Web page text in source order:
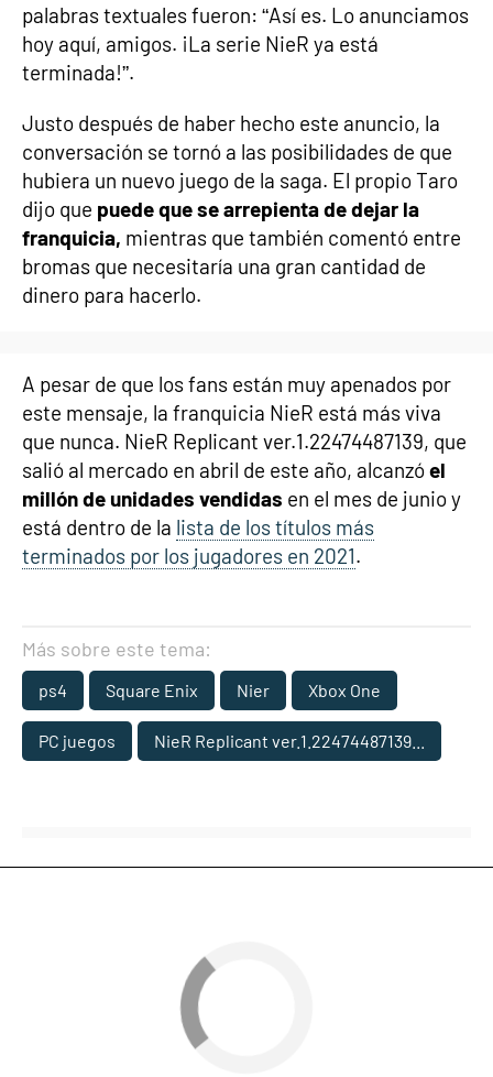
palabras textuales fueron: “Así es. Lo anunciamos
hoy aquí, amigos. ¡La serie NieR ya está
terminada!”.
Justo después de haber hecho este anuncio, la
conversación se tornó a las posibilidades de que
hubiera un nuevo juego de la saga. El propio Taro
dijo que puede que se arrepienta de dejar la
franquicia, mientras que también comentó entre
bromas que necesitaría una gran cantidad de
dinero para hacerlo.
A pesar de que los fans están muy apenados por
este mensaje, la franquicia NieR está más viva
que nunca. NieR Replicant ver.1.22474487139, que
salió al mercado en abril de este año, alcanzóel
millón de unidades vendidas en el mes de junio y
está dentro de la lista de los títulos más
terminados por los jugadores en 2021.
Más sobre este tema:
ps4 Square Enix Nier Xbox One
PC juegos NieR Replicant ver.1.22474487139...